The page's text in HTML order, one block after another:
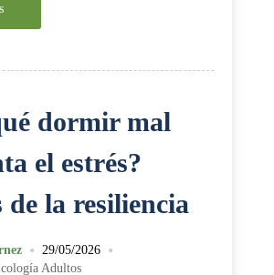
dormir mal
el estrés?
de la resiliencia
• 29/05/2026 •
Adultos